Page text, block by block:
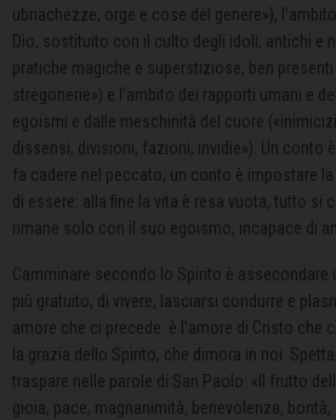
ubriachezze, orge e cose del genere»),
Dio, sostituito con il culto degli idoli, antichi e
pratiche magiche e superstiziose, ben
stregonerie») e l’ambito dei rapporti umani e
egoismi e dalle meschinità del cuore
dissensi, divisioni, fazioni, invidie»). Un conto
fa cadere nel peccato, un conto è impostare
di essere: alla fine la vita è resa vuota, tutto si
rimane solo con il suo egoismo, incapace di
Camminare secondo lo Spirito è assecondare
più gratuito, di vivere, lasciarsi condurre e
amore che ci precede: è l’amore di Cristo che
la grazia dello Spirito, che dimora in noi.
traspare nelle parole di San Paolo: «Il frutto
gioia, pace, magnanimità, benevolenza,